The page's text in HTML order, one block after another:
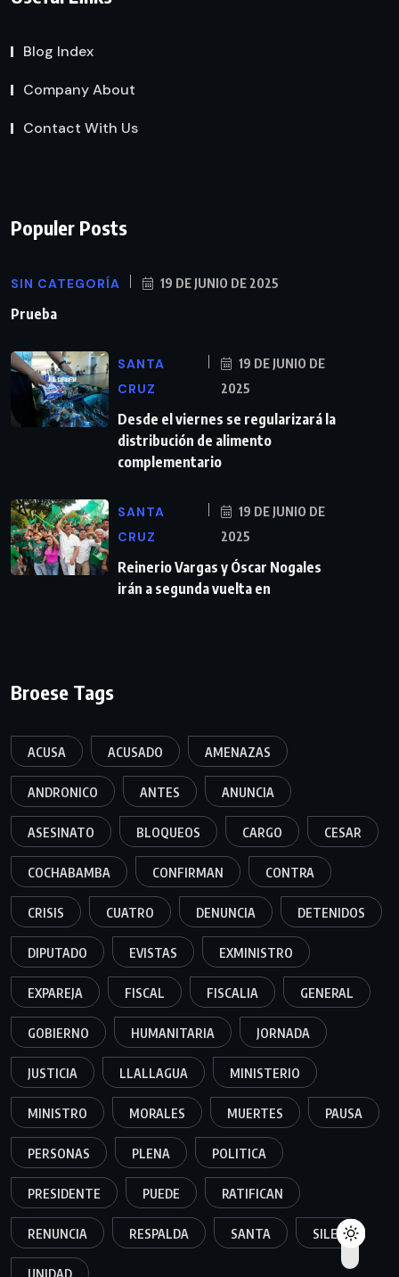
Blog Index
Company About
Contact With Us
Populer Posts
SIN CATEGORÍA 19 DE JUNIO DE 2025
Prueba
SANTA
CRUZ
19 DE JUNIO DE
2025
Desde el viernes se regularizará la
distribución de alimento
complementario
SANTA
CRUZ
19 DE JUNIO DE
2025
Reinerio Vargas y Óscar Nogales
irán a segunda vuelta en
Broese Tags
ACUSA ACUSADO AMENAZAS
ANDRONICO ANTES ANUNCIA
ASESINATO BLOQUEOS CARGO CESAR
COCHABAMBA CONFIRMAN CONTRA
CRISIS CUATRO DENUNCIA DETENIDOS
DIPUTADO EVISTAS EXMINISTRO
EXPAREJA FISCAL FISCALIA GENERAL
GOBIERNO HUMANITARIA JORNADA
JUSTICIA LLALLAGUA MINISTERIO
MINISTRO MORALES MUERTES PAUSA
PERSONAS PLENA POLITICA
PRESIDENTE PUEDE RATIFICAN
RENUNCIA RESPALDA SANTA SILES
UNIDAD